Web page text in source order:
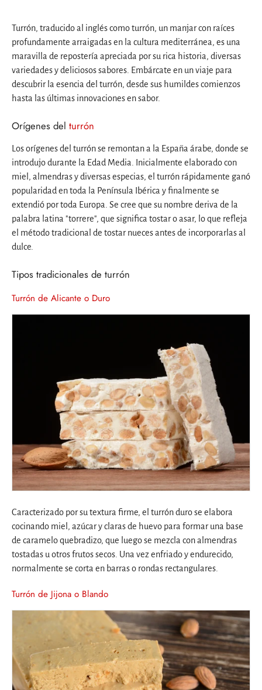
Turrón, traducido al inglés como turrón, un manjar con raíces
profundamente arraigadas en la cultura mediterránea, es una
maravilla de repostería apreciada por su rica historia, diversas
variedades y deliciosos sabores. Embárcate en un viaje para
descubrir la esencia del turrón, desde sus humildes comienzos
hasta las últimas innovaciones en sabor.
Orígenes del turrón
Los orígenes del turrón se remontan a la España árabe, donde se
introdujo durante la Edad Media. Inicialmente elaborado con
miel, almendras y diversas especias, el turrón rápidamente ganó
popularidad en toda la Península Ibérica y finalmente se
extendió por toda Europa. Se cree que su nombre deriva de la
palabra latina "torrere", que significa tostar o asar, lo que refleja
el método tradicional de tostar nueces antes de incorporarlas al
dulce.
Tipos tradicionales de turrón
Turrón de Alicante o Duro
Caracterizado por su textura firme, el turrón duro se elabora
cocinando miel, azúcar y claras de huevo para formar una base
de caramelo quebradizo, que luego se mezcla con almendras
tostadas u otros frutos secos. Una vez enfriado y endurecido,
normalmente se corta en barras o rondas rectangulares.
Turrón de Jijona o Blando